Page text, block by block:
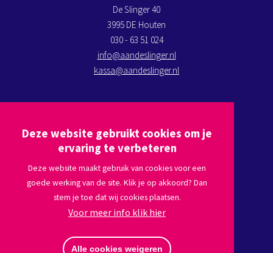
Deze website gebruikt cookies om je
ervaring te verbeteren
Deze website maakt gebruik van cookies voor een
goede werking van de site. Klik je op akkoord? Dan
stem je toe dat wij cookies plaatsen.
Voor meer info klik hier
Alle cookies weigeren
De Slinger 40
3995 DE Houten
030 - 63 51 024
info@aandeslinger.nl
kassa@aandeslinger.nl
Plan een route via Google maps
Volg ons
Afmelden nieuwsbrief